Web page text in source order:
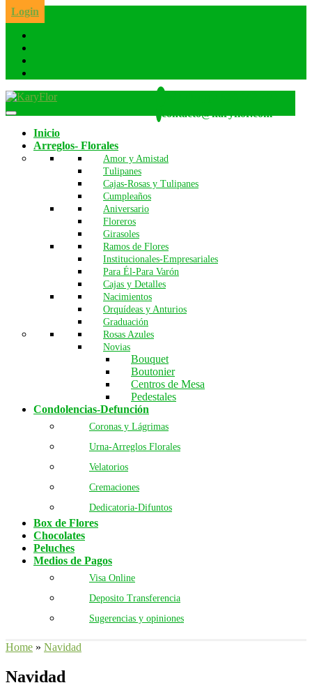
Skip
to
content
Login
contacto@karyflor.com
Inicio
Arreglos- Florales
Amor y Amistad
Tulipanes
Cajas-Rosas y Tulipanes
Cumpleaños
Aniversario
Floreros
Girasoles
Ramos de Flores
Institucionales-Empresariales
Para Él-Para Varón
Cajas y Detalles
Nacimientos
Orquídeas y Anturios
Graduación
Rosas Azules
Novias
Bouquet
Boutonier
Centros de Mesa
Pedestales
Condolencias-Defunción
Coronas y Lágrimas
Urna-Arreglos Florales
Velatorios
Cremaciones
Dedicatoria-Difuntos
Box de Flores
Chocolates
Peluches
Medios de Pagos
Visa Online
Deposito Transferencia
Sugerencias y opiniones
Home » Navidad
Navidad